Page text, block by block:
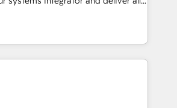
you'd expect from your
one of the UK's
partners, we are experts at
of the HubSpot platform and
growth stack that brings your
and technical requirements to
360˚ view of your customer to